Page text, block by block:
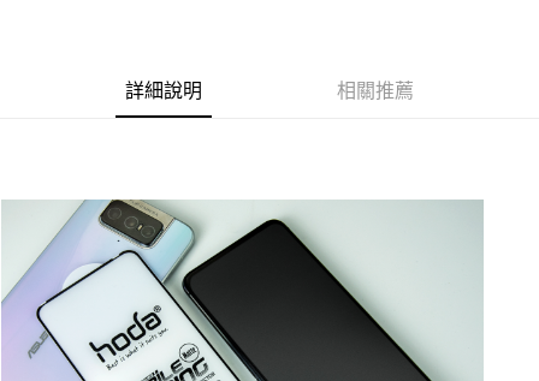
３．安心：先確認商品／服務後，再付款。
【「AFTEE先享後付」結帳流程】
３．收到繳費通知簡訊後14天內，點擊此簡訊中的連結，可透過四大超商／
ATM／網路銀行／等多元方式進行付款，方視為交易完成。
※ 請注意：結帳手續完成當下不需立刻繳費，但若您需要取消訂單，請聯絡
購買商品的店家。未經商家同意取消之訂單仍視為有效，需透過AFTEE先享
後付繳納相關費用。
※ 交易是否成功請以「AFTEE先享後付 」之結帳頁面顯示為準，若有關於
是否繳費成功／繳費後需取消欲退款等相關疑問，請聯繫「AFTEE先享後付
客戶支援中心」https://netprotections.freshdesk.com/support/home
每筆NT$60，滿NT$499(含以上)免運費
7-11取貨付款
每筆NT$60，滿NT$499(含以上)免運費
付款後7-11取貨
每筆NT$60，滿NT$499(含以上)免運費
詳細說明 相關推薦